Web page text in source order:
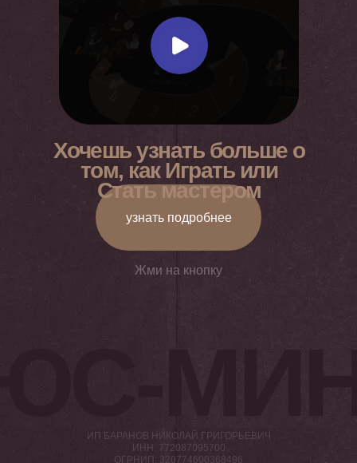
Жми на кнопку
узнать подробнее
Хочешь узнать больше о
том, как Играть или
Стать мастером
ИП БАРАНОВ НИКОЛАЙ ГРИГОРЬЕВИЧ
ИНН: 772087095700
ОГРНИП: 320774600368496